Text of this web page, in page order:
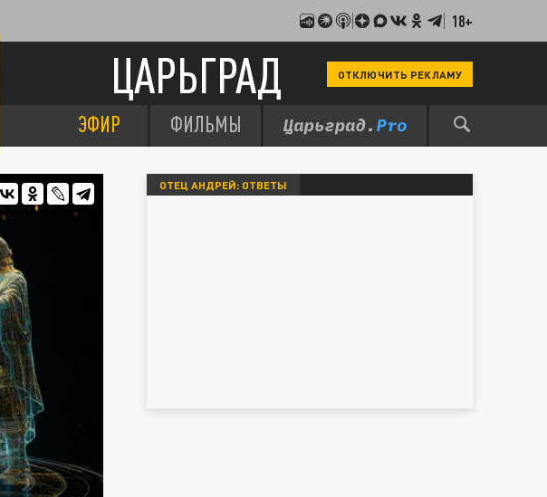
18+
ЦАРЬГРАД ОТКЛЮЧИТЬ РЕКЛАМУ
ЭФИР ФИЛЬМЫ
ОТЕЦ АНДРЕЙ: ОТВЕТЫ